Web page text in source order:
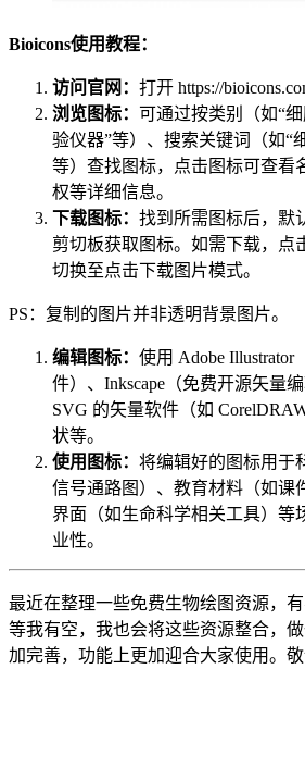
Bioicons使用教程：
访问官网： 打开 https://
浏览图标： 可通过按类别（如“
验仪器”等）、搜索关键词（如“
等）查找图标，点击图标可查看
权等详细信息。
下载图标： 找到所需图标后，默
剪切板获取图标。如需下载，点
切换至点击下载图片模式。
PS：复制的图片并非透明背景图片。
编辑图标： 使用 Adobe
件）、Inkscape（免费开源矢量
SVG 的矢量软件（如
状等。
使用图标： 将编辑好的图标用于
信号通路图）、教育材料（如课
界面（如生命科学相关工具）等
业性。
最近在整理一些免费生物绘图资源，
等我有空，我也会将这些资源整合，
加完善，功能上更加迎合大家使用。敬